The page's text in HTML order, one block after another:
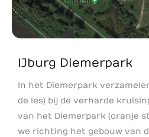
IJburg Diemerpark
In het Diemerpark
de les) bij de verharde
van het Diemerpark (oranje
we richting het gebouw van